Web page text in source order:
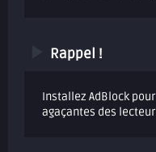
Rappel !
Installez AdBlock
agaçantes des